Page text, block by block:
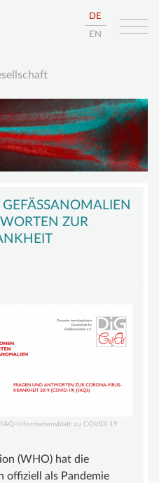
DE
EN
–
ZUR C
Informationsblatt zu COVID-19
(WHO) hat die
offiziell als Pandemie